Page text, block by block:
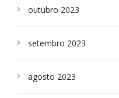
outubro 2023
setembro 2023
agosto 2023